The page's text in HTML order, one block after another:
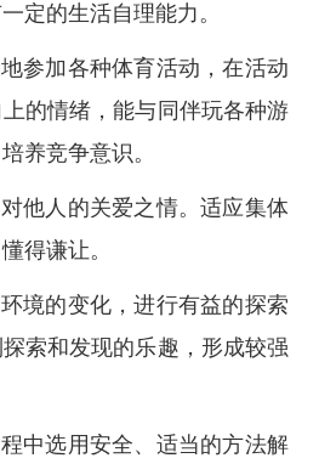
定的生活自理能力。
参加各种体育活动，在活动
的情绪，能与同伴玩各种游
养竞争意识。
他人的关爱之情。适应集体
得谦让。
境的变化，进行有益的探索
索和发现的乐趣，形成较强
中选用安全、适当的方法解